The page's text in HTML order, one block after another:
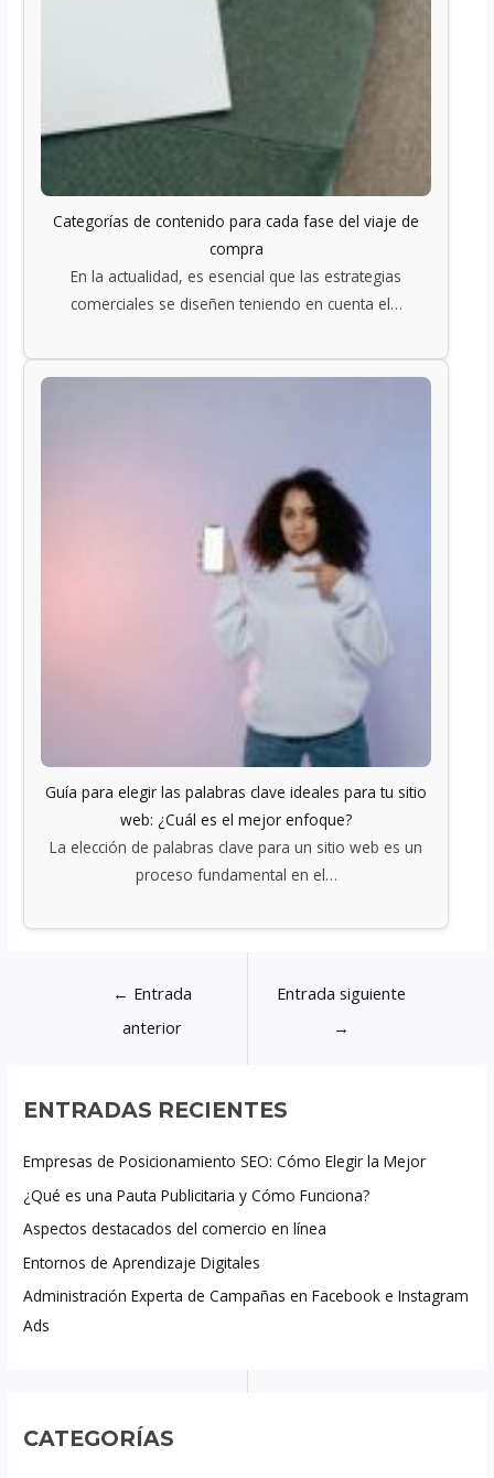
ENTRADAS RECIENTES
Empresas de Posicionamiento SEO: Cómo Elegir la Mejor
¿Qué es una Pauta Publicitaria y Cómo Funciona?
Aspectos destacados del comercio en línea
Entornos de Aprendizaje Digitales
Administración Experta de Campañas en Facebook e Instagram
Ads
CATEGORÍAS
Categorías de contenido para cada fase del viaje de
compra
En la actualidad, es esencial que las estrategias
comerciales se diseñen teniendo en cuenta el…
Guía para elegir las palabras clave ideales para tu sitio
web: ¿Cuál es el mejor enfoque?
La elección de palabras clave para un sitio web es un
proceso fundamental en el…
← Entrada
anterior
Entrada siguiente
→